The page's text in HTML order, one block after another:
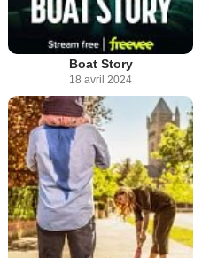
Boat Story
18 avril 2024